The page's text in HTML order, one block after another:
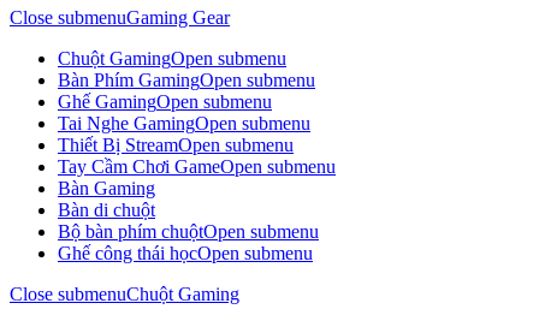
Close submenuGaming Gear
Chuột GamingOpen submenu
Bàn Phím GamingOpen submenu
Ghế GamingOpen submenu
Tai Nghe GamingOpen submenu
Thiết Bị StreamOpen submenu
Tay Cầm Chơi GameOpen submenu
Bàn Gaming
Bàn di chuột
Bộ bàn phím chuộtOpen submenu
Ghế công thái họcOpen submenu
Close submenuChuột Gaming